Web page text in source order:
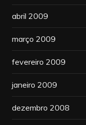
abril 2009
março 2009
fevereiro 2009
janeiro 2009
dezembro 2008